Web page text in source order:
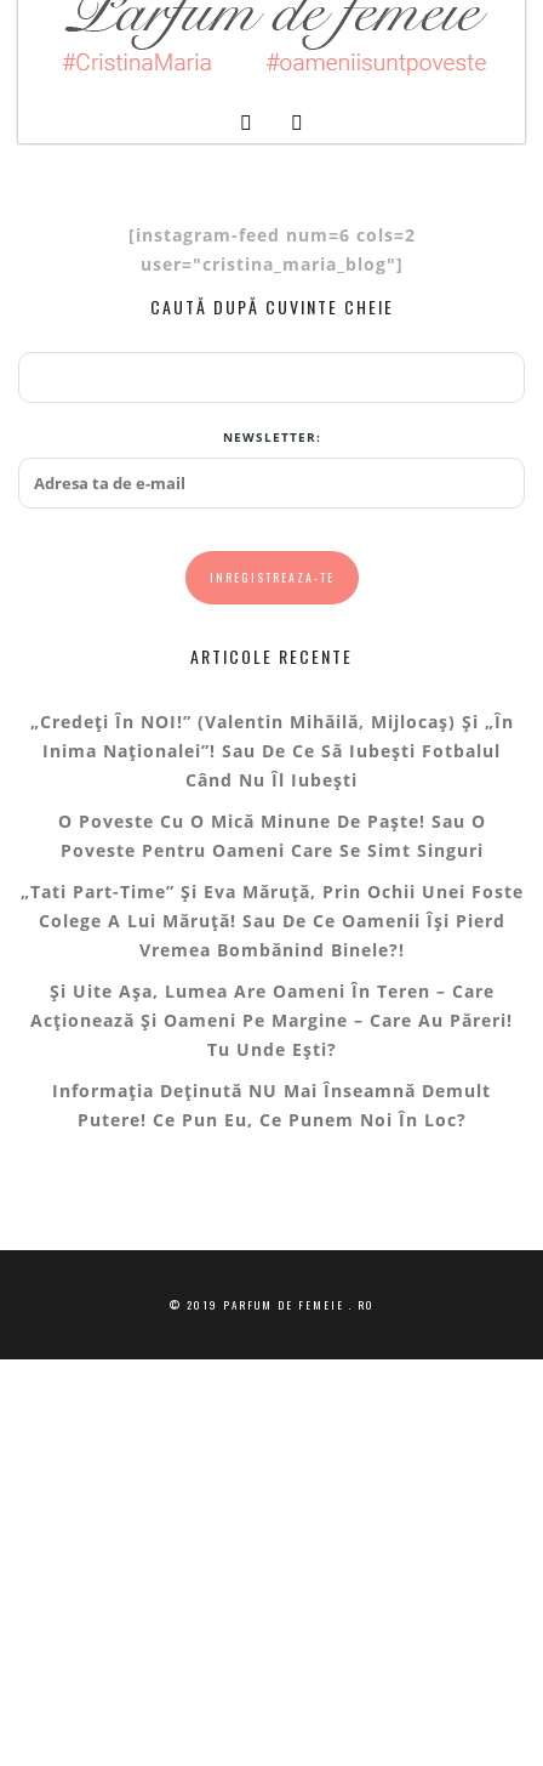
[instagram-feed num=6 cols=2
user="cristina_maria_blog"]
CAUTĂ DUPĂ CUVINTE CHEIE
NEWSLETTER:
ARTICOLE RECENTE
„Credeți În NOI!” (Valentin Mihăilă, Mijlocaș) Și „În
Inima Naționalei”! Sau De Ce Să Iubești Fotbalul
Când Nu Îl Iubești
O Poveste Cu O Mică Minune De Paște! Sau O
Poveste Pentru Oameni Care Se Simt Singuri
„Tati Part-Time” Și Eva Măruță, Prin Ochii Unei Foste
Colege A Lui Măruță! Sau De Ce Oamenii Își Pierd
Vremea Bombănind Binele?!
Și Uite Așa, Lumea Are Oameni În Teren – Care
Acționează Și Oameni Pe Margine – Care Au Păreri!
Tu Unde Ești?
Informația Deținută NU Mai Înseamnă Demult
Putere! Ce Pun Eu, Ce Punem Noi În Loc?
© 2019 PARFUM DE FEMEIE . RO